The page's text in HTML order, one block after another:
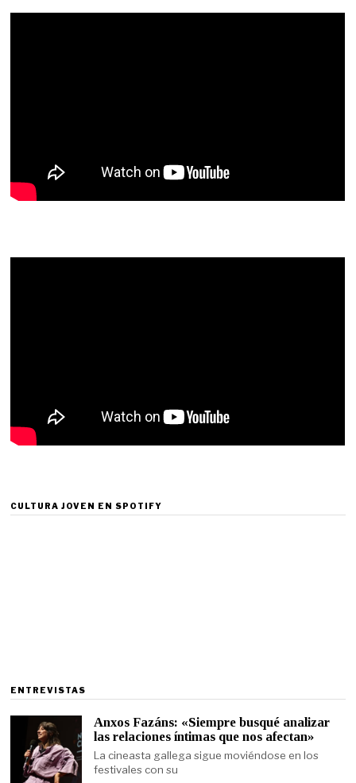
CULTURA JOVEN EN SPOTIFY
ENTREVISTAS
Anxos Fazáns: «Siempre busqué analizar
las relaciones íntimas que nos afectan»
La cineasta gallega sigue moviéndose en los
festivales con su